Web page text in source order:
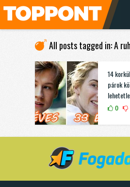
All posts tagged in: A
14
párok
0